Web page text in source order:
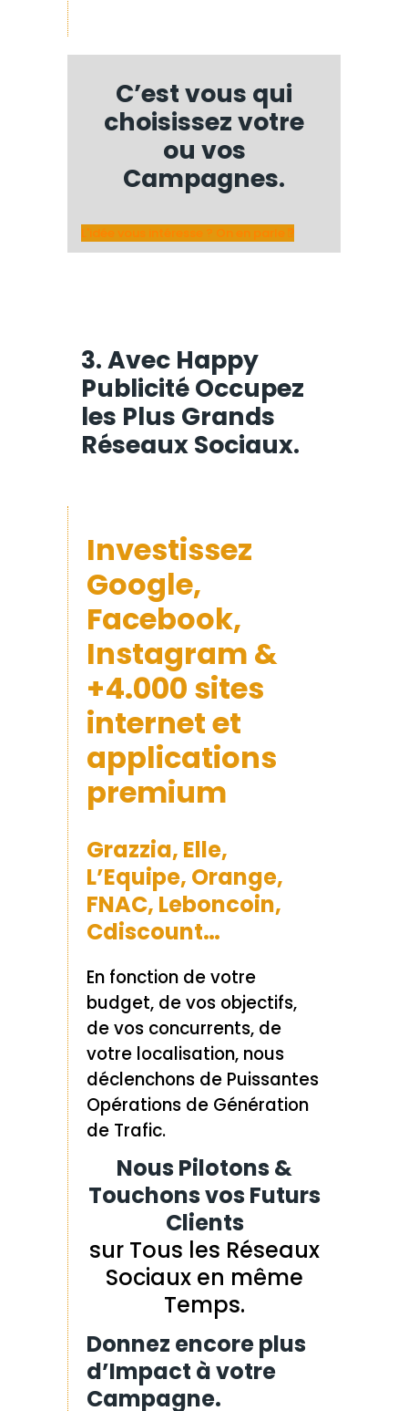
C’est vous qui
choisissez votre
ou vos
Campagnes.
L'idée vous intéresse ? On en parle ?
3. Avec Happy
Publicité Occupez
les Plus Grands
Réseaux Sociaux.
Investissez
Google,
Facebook,
Instagram &
+4.000 sites
internet et
applications
premium
Grazzia, Elle,
L’Equipe, Orange,
FNAC, Leboncoin,
Cdiscount…
En fonction de votre
budget, de vos objectifs,
de vos concurrents, de
votre localisation, nous
déclenchons de Puissantes
Opérations de Génération
de Trafic.
Nous Pilotons &
Touchons vos Futurs
Clients
sur Tous les Réseaux
Sociaux en même
Temps.
Donnez encore plus
d’Impact à votre
Campagne.